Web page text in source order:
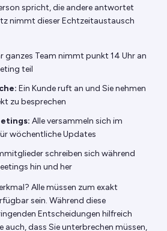
spricht, die andere antwortet
nimmt dieser Echtzeitaustausch
ganzes Team nimmt punkt 14 Uhr an
teil
Ein Kunde ruft an und Sie nehmen
zu besprechen
Alle versammeln sich im
wöchentliche Updates
schreiben sich während
hin und her
Alle müssen zum exakt
sein. Während diese
Entscheidungen hilfreich
auch, dass Sie unterbrechen müssen,